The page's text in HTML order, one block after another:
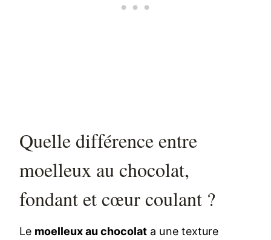
Quelle différence entre
moelleux au chocolat,
fondant et cœur coulant ?
Le moelleux au chocolat a une texture